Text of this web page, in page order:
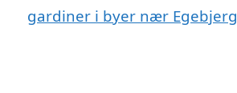
gardiner i byer nær Egebjerg